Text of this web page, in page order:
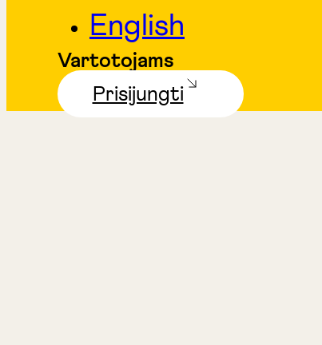
English
Vartotojams
Prisijungti